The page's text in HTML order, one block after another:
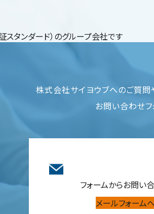
スタンダード）のグループ会社です
株式会社サイヨウブへのご質問や
お問い合わせフ
フォームからお問い
メールフォームへ